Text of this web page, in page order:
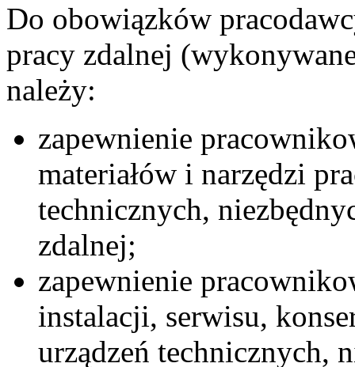
Do obowiązków
pracy zdalnej
należy:
zapewnienie
materiałów i narzędzi
technicznych,
zdalnej;
zapewnienie
instalacji, serwisu,
urządzeń technicznych,